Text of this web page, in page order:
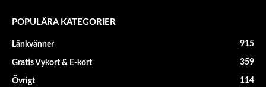
POPULÄRA KATEGORIER
Länkvänner 915
Gratis Vykort & E-kort 359
Övrigt 114